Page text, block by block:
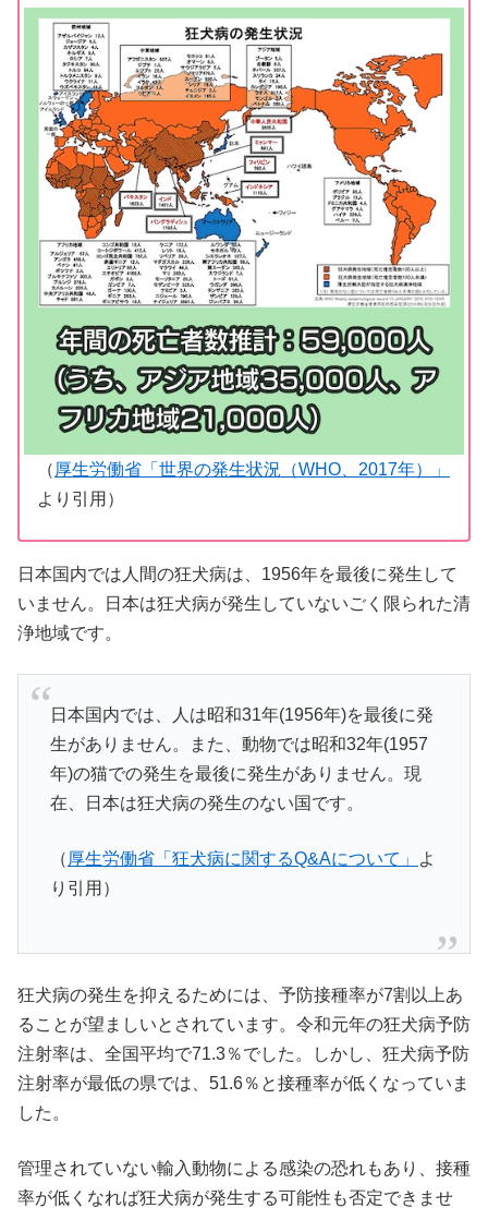
（ 厚生労働省「世界の発生状況（WHO、2017年）」
より引用）
日本国内では人間の狂犬病は、1956年を最後に発生して
いません。日本は狂犬病が発生していないごく限られた清
浄地域です。
日本国内では、人は昭和31年(1956年)を最後に発
生がありません。また、動物では昭和32年(1957
年)の猫での発生を最後に発生がありません。現
在、日本は狂犬病の発生のない国です。
（ 厚生労働省「狂犬病に関するQ&Aについて」
よ
り引用）
狂犬病の発生を抑えるためには、予防接種率が7割以上あ
ることが望ましいとされています。令和元年の狂犬病予防
注射率は、全国平均で71.3％でした。しかし、狂犬病予防
注射率が最低の県では、51.6％と接種率が低くなっていま
した。
管理されていない輸入動物による感染の恐れもあり、接種
率が低くなれば狂犬病が発生する可能性も否定できませ